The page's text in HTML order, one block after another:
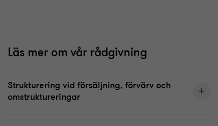
Läs mer om vår rådgivning
Strukturering vid försäljning, förvärv och
omstruktureringar